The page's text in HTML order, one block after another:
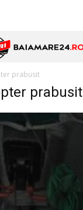
prabusit
prabusit